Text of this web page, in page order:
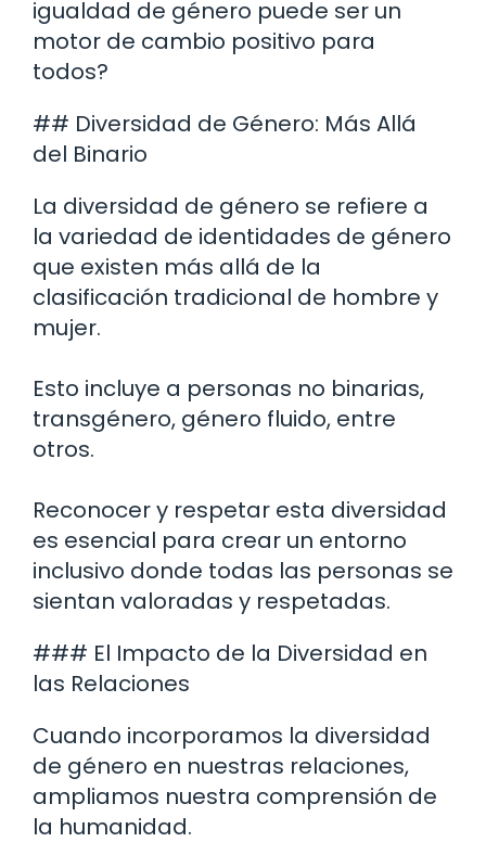
igualdad de género puede ser un
motor de cambio positivo para
todos?
## Diversidad de Género: Más Allá
del Binario
La diversidad de género se refiere a
la variedad de identidades de género
que existen más allá de la
clasificación tradicional de hombre y
mujer.
Esto incluye a personas no binarias,
transgénero, género fluido, entre
otros.
Reconocer y respetar esta diversidad
es esencial para crear un entorno
inclusivo donde todas las personas se
sientan valoradas y respetadas.
### El Impacto de la Diversidad en
las Relaciones
Cuando incorporamos la diversidad
de género en nuestras relaciones,
ampliamos nuestra comprensión de
la humanidad.